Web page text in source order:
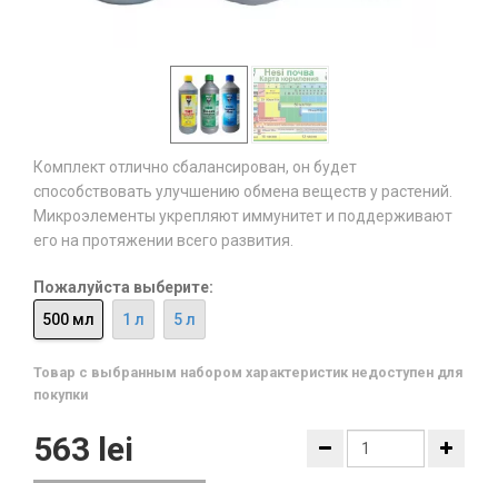
Комплект отлично сбалансирован, он будет
способствовать улучшению обмена веществ у растений.
Микроэлементы укрепляют иммунитет и поддерживают
его на протяжении всего развития.
Пожалуйста выберите:
500 мл
1 л 5 л
Товар с выбранным набором характеристик недоступен для
покупки
563 lei